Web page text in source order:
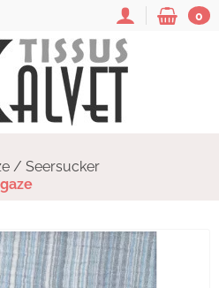
0
/ Seersucker